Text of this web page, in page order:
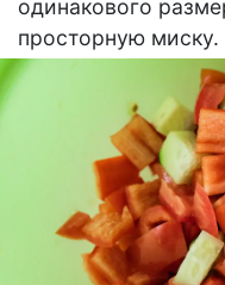
одинакового
просторную миску.